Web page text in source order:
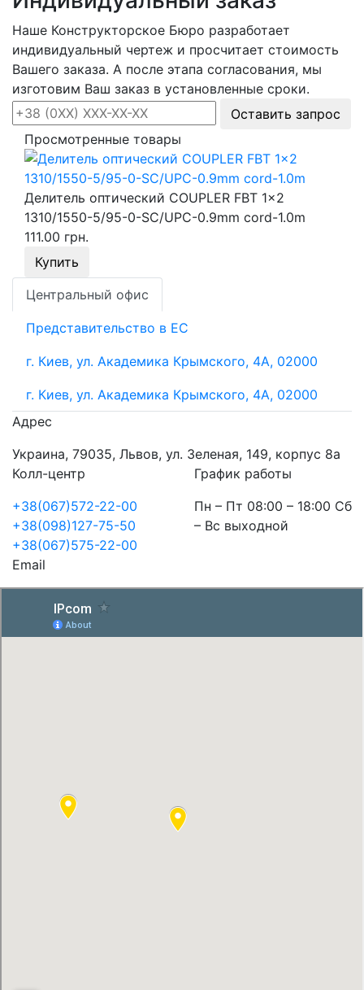
Наше Конструкторское Бюро разработает
индивидуальный чертеж и просчитает стоимость
Вашего заказа. А после этапа согласования, мы
изготовим Ваш заказ в установленные сроки.
Оставить запрос
Просмотренные товары
Делитель оптический COUPLER FBT 1x2
1310/1550-5/95-0-SC/UPC-0.9mm cord-1.0m
111.00 грн.
Купить
Центральный офис
Представительство в ЕС
г. Киев, ул. Академика Крымского, 4А, 02000
г. Киев, ул. Академика Крымского, 4А, 02000
Адрес
Украина, 79035, Львов, ул. Зеленая, 149, корпус 8а
Колл-центр
+38(067)572-22-00
+38(098)127-75-50
+38(067)575-22-00
График работы
Пн – Пт 08:00 – 18:00 Сб
– Вс выходной
Email